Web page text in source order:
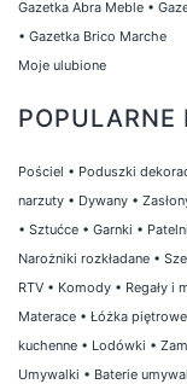
Gazetka Abra Meble •
• Gazetka Brico Marche
Moje ulubione
POPULARNE
Pościel • Poduszki
narzuty • Dywany •
• Sztućce • Garnki •
Narożniki rozkładane •
RTV • Komody • Regały i
Materace • Łóżka piętrowe
kuchenne • Lodówki •
Umywalki • Baterie